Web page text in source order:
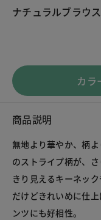
ナチュラルブラウス
カラ
商品説明
無地より華やか、柄
のストライプ柄が、
きり見えるキーネッ
だけどきれいめに仕
ンツにも好相性。